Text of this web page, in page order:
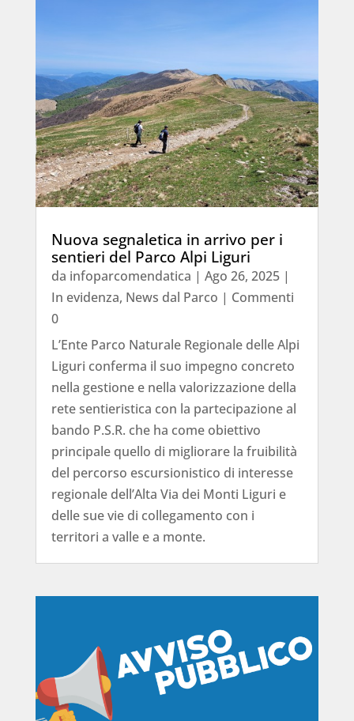
Nuova segnaletica in arrivo per i
sentieri del Parco Alpi Liguri
da infoparcomendatica | Ago 26, 2025|
In evidenza, News dal Parco | Commenti
0
L’Ente Parco Naturale Regionale delle Alpi
Liguri conferma il suo impegno concreto
nella gestione e nella valorizzazione della
rete sentieristica con la partecipazione al
bando P.S.R. che ha come obiettivo
principale quello di migliorare la fruibilità
del percorso escursionistico di interesse
regionale dell’Alta Via dei Monti Liguri e
delle sue vie di collegamento con i
territori a valle e a monte.